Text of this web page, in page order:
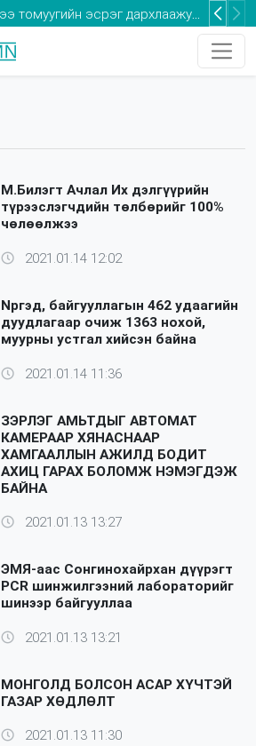
Та 2-5 насны хүүхдээ томуугийн эсрэг дархлаажуулалтад хамруулаарай
М.Билэгт Ачлал Их дэлгүүрийн
түрээслэгчдийн төлбөрийг 100%
чөлөөлжээ
2021.01.14 12:02
Nргэд, байгууллагын 462 удаагийн
дуудлагаар очиж 1363 нохой,
муурны устгал хийсэн байна
2021.01.14 11:36
ЗЭРЛЭГ АМЬТДЫГ АВТОМАТ
КАМЕРААР ХЯНАСНААР
ХАМГААЛЛЫН АЖИЛД БОДИТ
АХИЦ ГАРАХ БОЛОМЖ НЭМЭГДЭЖ
БАЙНА
2021.01.13 13:27
ЭМЯ-аас Сонгинохайрхан дүүрэгт
PCR шинжилгээний лабораторийг
шинээр байгууллаа
2021.01.13 13:21
МОНГОЛД БОЛСОН АСАР ХҮЧТЭЙ
ГАЗАР ХӨДЛӨЛТ
2021.01.13 11:30